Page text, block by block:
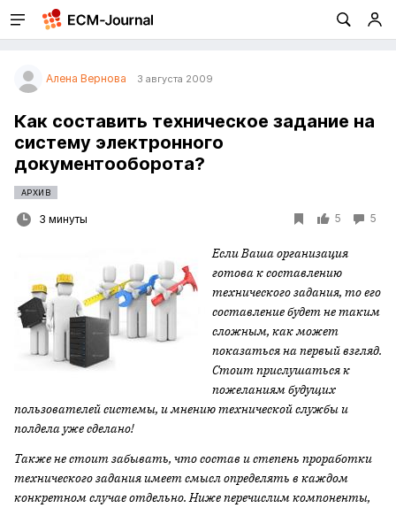
Алена Вернова 3 августа 2009
Как составить техническое задание на
систему электронного
документооборота?
АРХИВ
3 минуты 5 5
Если Ваша организация
готова к составлению
технического задания, то его
составление будет не таким
сложным, как может
показаться на первый взгляд.
Стоит прислушаться к
пожеланиям будущих
пользователей системы, и мнению технической службы и
полдела уже сделано!
Также не стоит забывать, что состав и степень проработки
технического задания имеет смысл определять в каждом
конкретном случае отдельно. Ниже перечислим компоненты,